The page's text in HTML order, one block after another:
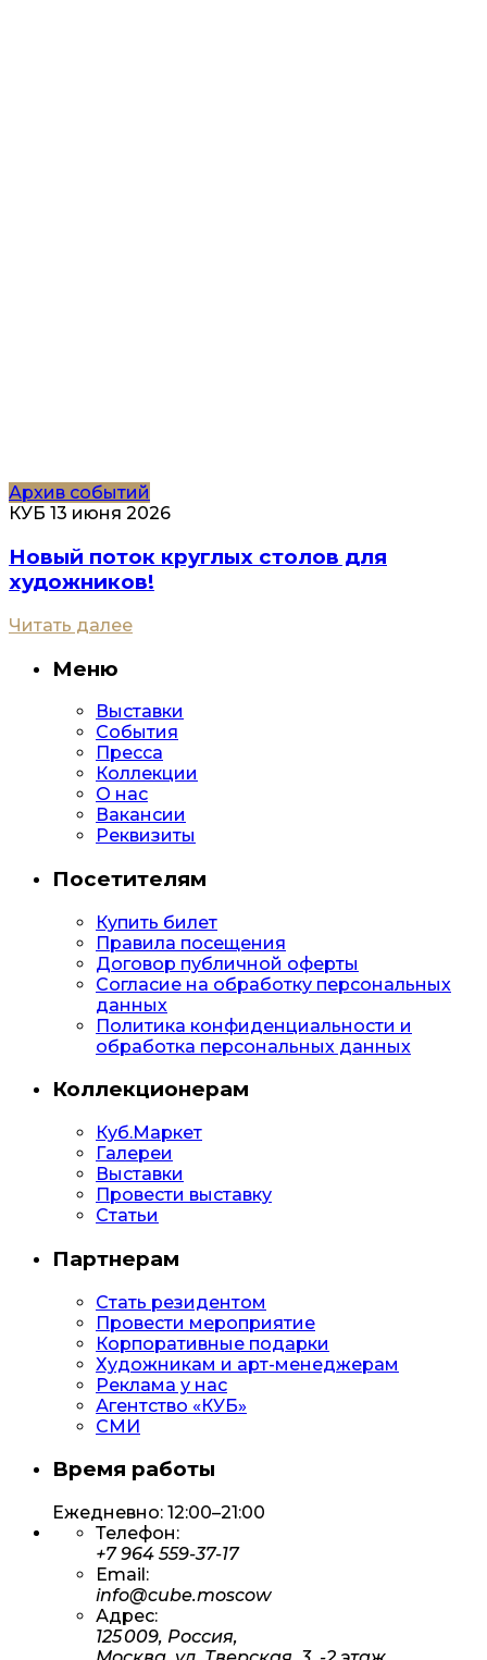
Архив событий
КУБ 13 июня 2026
Новый поток круглых столов для
художников!
Читать далее
Меню
Выставки
События
Пресса
Коллекции
О нас
Вакансии
Реквизиты
Посетителям
Купить билет
Правила посещения
Договор публичной оферты
Согласие на обработку персональных
данных
Политика конфиденциальности и
обработка персональных данных
Коллекционерам
Куб.Маркет
Галереи
Выставки
Провести выставку
Статьи
Партнерам
Стать резидентом
Провести мероприятие
Корпоративные подарки
Художникам и арт-менеджерам
Реклама у нас
Агентство «КУБ»
СМИ
Время работы
Ежедневно: 12:00–21:00
Телефон:
+7 964 559-37-17
Email:
info@cube.moscow
Адрес:
125 009, Россия,